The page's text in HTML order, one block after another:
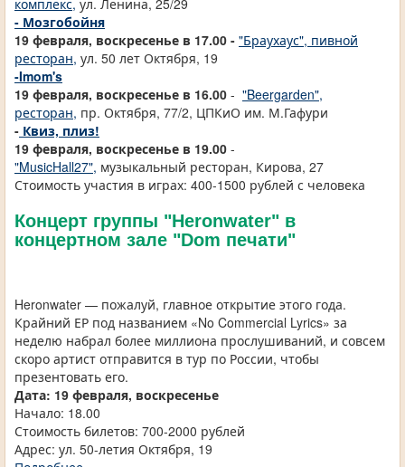
комплекс, ул. Ленина, 25/29
- Мозгобойня
19 февраля, воскресенье в 17.00 - "Браухаус", пивной
ресторан, ул. 50 лет Октября, 19
-Imom's
19 февраля, воскресенье в 16.00 - "Beergarden",
ресторан, пр. Октября, 77/2, ЦПКиО им. М.Гафури
- Квиз, плиз!
19 февраля, воскресенье в 19.00 -
"MusicHall27", музыкальный ресторан, Кирова, 27
Стоимость участия в играх: 400-1500 рублей с человека
Концерт группы "Heronwater" в
концертном зале "Dom печати"
Heronwater — пожалуй, главное открытие этого года.
Крайний ЕР под названием «No Commercial Lyrics» за
неделю набрал более миллиона прослушиваний, и совсем
скоро артист отправится в тур по России, чтобы
презентовать его.
Дата: 19 февраля, воскресенье
Начало: 18.00
Стоимость билетов: 700-2000 рублей
Адрес: ул. 50-летия Октября, 19